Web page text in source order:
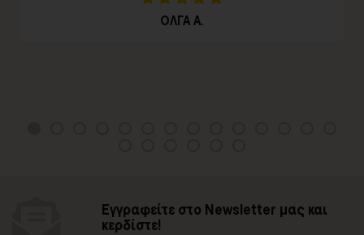
ΟΛΓΑ Α.
Εγγραφείτε στο Newsletter μας και
κερδίστε!